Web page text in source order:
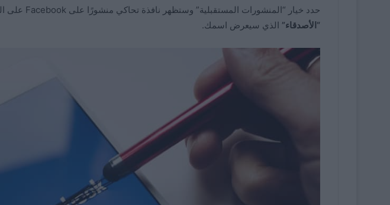
حدد خيار “المنشورات المستقبلية” وستظهر نافذة تحاكي منشورًا على Facebook على الفور على شاشتك.
“الأصدقاء” الذي سيعرض اسمك.